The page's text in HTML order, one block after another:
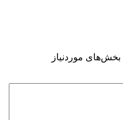
بخش‌های موردنیاز